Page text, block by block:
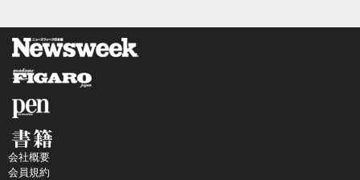
会社概要
会員規約